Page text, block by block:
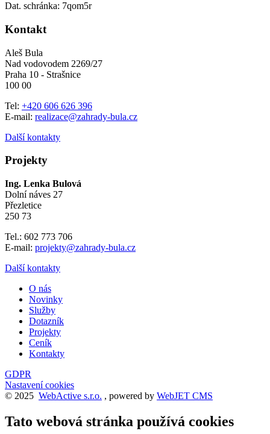
Dat. schránka: 7qom5r
Kontakt
Aleš Bula
Nad vodovodem 2269/27
Praha 10 - Strašnice
100 00
Tel: +420 606 626 396
E-mail: realizace@zahrady-bula.cz
Další kontakty
Projekty
Ing. Lenka Bulová
Dolní náves 27
Přezletice
250 73
Tel.: 602 773 706
E-mail: projekty@zahrady-bula.cz
Další kontakty
O nás
Novinky
Služby
Dotazník
Projekty
Ceník
Kontakty
GDPR
Nastavení cookies
© 2025 WebActive s.r.o. , powered by WebJET CMS
Tato webová stránka používá cookies